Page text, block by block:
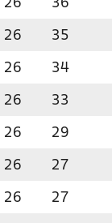
26 36
26 35
26 34
26 33
26 29
26 27
26 27